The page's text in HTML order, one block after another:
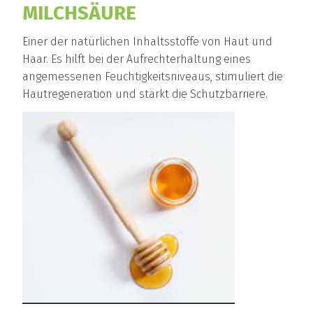
MILCHSÄURE
Einer der natürlichen Inhaltsstoffe von Haut und
Haar. Es hilft bei der Aufrechterhaltung eines
angemessenen Feuchtigkeitsniveaus, stimuliert die
Hautregeneration und stärkt die Schutzbarriere.